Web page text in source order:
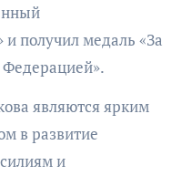
получил медаль «За
Федерацией».
являются ярким
в развитие
и